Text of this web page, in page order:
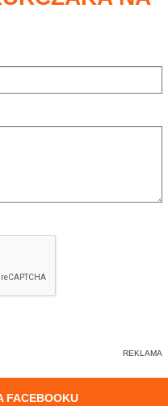
FACEBOOKU